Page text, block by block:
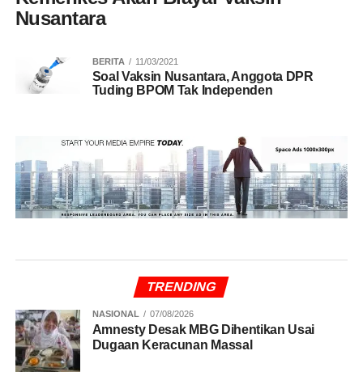
Nusantara
BERITA 11/03/2021
Soal Vaksin Nusantara, Anggota DPR
Tuding BPOM Tak Independen
TRENDING
NASIONAL 07/08/2026
Amnesty Desak MBG Dihentikan Usai
Dugaan Keracunan Massal